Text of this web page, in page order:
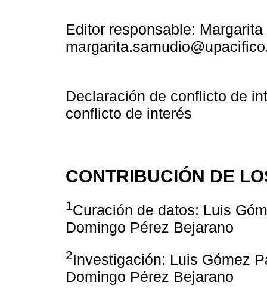
Editor responsable:
Declaración de conflicto de
conflicto de interés
CONTRIBUCIÓN DE
1Curación de datos: Luis
Domingo Pérez Bejarano
2Investigación: Luis Gómez
Domingo Pérez Bejarano